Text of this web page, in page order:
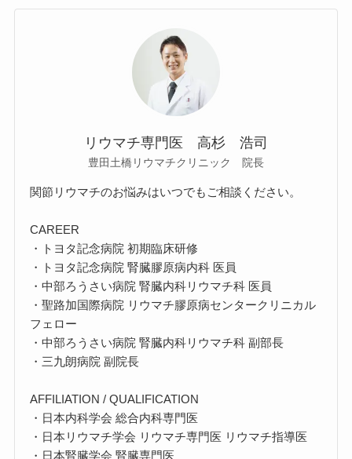
リウマチ専門医 高杉 浩司
豊田土橋リウマチクリニック 院長
関節リウマチのお悩みはいつでもご相談ください。
CAREER
・トヨタ記念病院 初期臨床研修
・トヨタ記念病院 腎臓膠原病内科 医員
・中部ろうさい病院 腎臓内科リウマチ科 医員
・聖路加国際病院 リウマチ膠原病センタークリニカル
フェロー
・中部ろうさい病院 腎臓内科リウマチ科 副部長
・三九朗病院 副院長
AFFILIATION / QUALIFICATION
・日本内科学会 総合内科専門医
・日本リウマチ学会 リウマチ専門医 リウマチ指導医
・日本腎臓学会 腎臓専門医